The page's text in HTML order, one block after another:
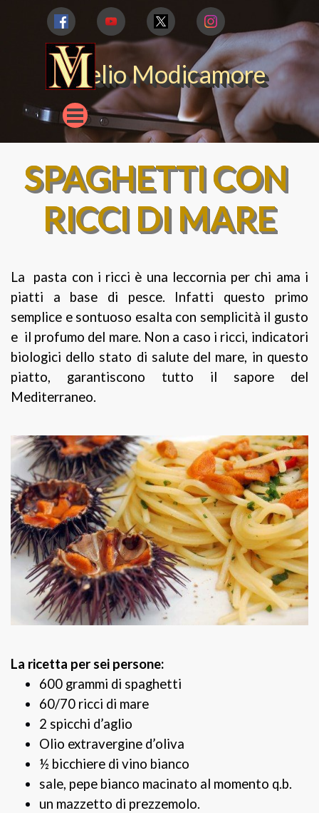
Vai ai contenuti
Aurelio Modicamore
Salta menù
SPAGHETTI CON
RICCI DI MARE
La pasta con i ricci è una leccornia per chi ama i
piatti a base di pesce. Infatti questo primo
semplice e sontuoso esalta con semplicità il gusto
e il profumo del mare. Non a caso i ricci, indicatori
biologici dello stato di salute del mare, in questo
piatto, garantiscono tutto il sapore del
Mediterraneo.
La ricetta per sei persone:
600 grammi di spaghetti
60/70 ricci di mare
2 spicchi d’aglio
Olio extravergine d’oliva
½ bicchiere di vino bianco
sale, pepe bianco macinato al momento q.b.
un mazzetto di prezzemolo.